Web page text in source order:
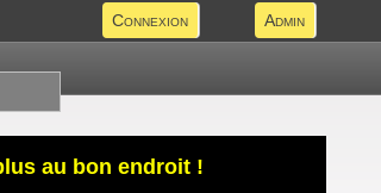
au bon endroit !
Admin
Connexion